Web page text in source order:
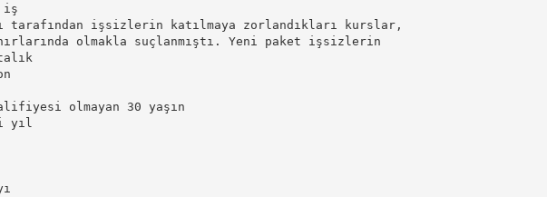
iş
tarafından işsizlerin katılmaya zorlandıkları kurslar,
olmakla suçlanmıştı. Yeni paket işsizlerin
olmayan 30 yaşın
yıl